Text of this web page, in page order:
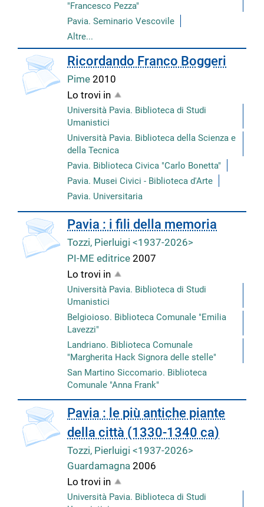
"Francesco Pezza"
Pavia. Seminario Vescovile
Altre...
copertina Ricordando Franco Boggeri
Pime2010
Lo trovi in
Università Pavia. Biblioteca di Studi
Umanistici
Università Pavia. Biblioteca della Scienza e
della Tecnica
Pavia. Biblioteca Civica "Carlo Bonetta"
Pavia. Musei Civici - Biblioteca d'Arte
Pavia. Universitaria
copertina Pavia : i fili della memoria
Tozzi, Pierluigi <1937-2026>
PI-ME editrice2007
Lo trovi in
Università Pavia. Biblioteca di Studi
Umanistici
Belgioioso. Biblioteca Comunale "Emilia
Lavezzi"
Landriano. Biblioteca Comunale
"Margherita Hack Signora delle stelle"
San Martino Siccomario. Biblioteca
Comunale "Anna Frank"
copertina
Pavia : le più antiche piante
della città (1330-1340 ca)
Tozzi, Pierluigi <1937-2026>
Guardamagna2006
Lo trovi in
Università Pavia. Biblioteca di Studi